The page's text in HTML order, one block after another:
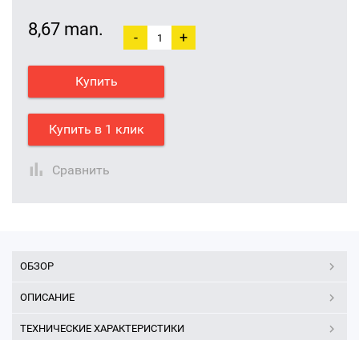
8,67 man. - +
Купить
Купить в 1 клик
Сравнить
ОБЗОР
ОПИСАНИЕ
ТЕХНИЧЕСКИЕ ХАРАКТЕРИСТИКИ